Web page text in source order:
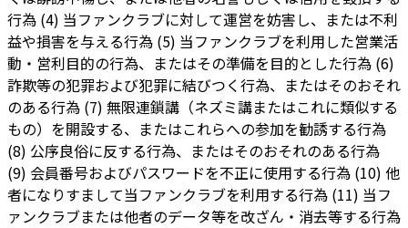
行為 (4) 当ファンクラブに対して運営を妨害し、または不利
益や損害を与える行為 (5) 当ファンクラブを利用した営業活
動・営利目的の行為、またはその準備を目的とした行為 (6)
詐欺等の犯罪および犯罪に結びつく行為、またはそのおそれ
のある行為 (7) 無限連鎖講（ネズミ講またはこれに類似する
もの）を開設する、またはこれらへの参加を勧誘する行為
(8) 公序良俗に反する行為、またはそのおそれのある行為
(9) 会員番号およびパスワードを不正に使用する行為 (10) 他
者になりすまして当ファンクラブを利用する行為 (11) 当フ
ァンクラブまたは他者のデータ等を改ざん・消去等する行為